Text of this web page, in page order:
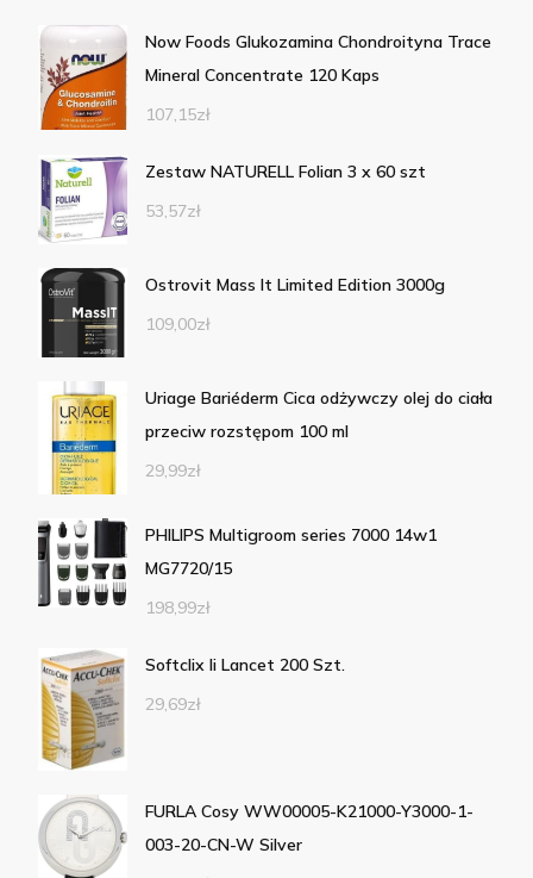
Now Foods Glukozamina Chondroityna Trace
Mineral Concentrate 120 Kaps
107,15zł
Zestaw NATURELL Folian 3 x 60 szt
53,57zł
Ostrovit Mass It Limited Edition 3000g
109,00zł
Uriage Bariéderm Cica odżywczy olej do ciała
przeciw rozstępom 100 ml
29,99zł
PHILIPS Multigroom series 7000 14w1
MG7720/15
198,99zł
Softclix Ii Lancet 200 Szt.
29,69zł
FURLA Cosy WW00005-K21000-Y3000-1-
003-20-CN-W Silver